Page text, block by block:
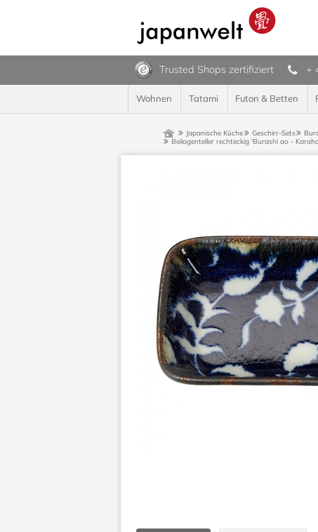
Trusted Shops zertifiziert +
Wohnen Tatami Futon & Betten
Japanische Küche Geschirr-Sets
Beilagenteller rechteckig 'Burashi ao -